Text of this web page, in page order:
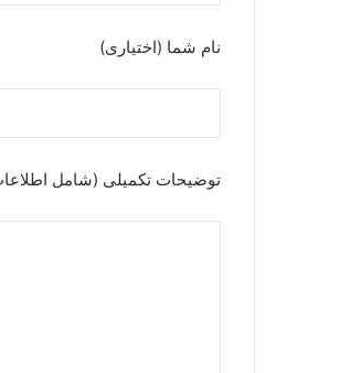
نام شما (اختیاری)
توضیحات تکمیلی (شامل